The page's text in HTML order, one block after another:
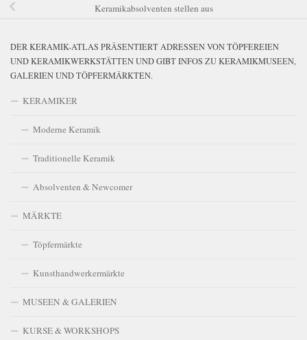
Keramikabsolventen stellen aus
DER KERAMIK-ATLAS PRÄSENTIERT ADRESSEN VON TÖPFEREIEN
UND KERAMIKWERKSTÄTTEN UND GIBT INFOS ZU KERAMIKMUSEEN,
GALERIEN UND TÖPFERMÄRKTEN.
KERAMIKER
Moderne Keramik
Traditionelle Keramik
Absolventen & Newcomer
MÄRKTE
Töpfermärkte
Kunsthandwerkermärkte
MUSEEN & GALERIEN
KURSE & WORKSHOPS